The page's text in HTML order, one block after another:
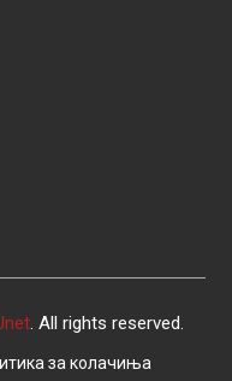
. All rights reserved.
за колачиња